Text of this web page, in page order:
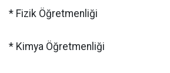
* Fizik Öğretmenliği
* Kimya Öğretmenliği